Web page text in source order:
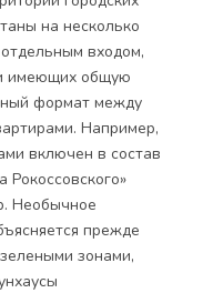
на несколько
входом,
имеющих общую
формат между
Например,
включен в состав
Необычное
прежде
зонами,